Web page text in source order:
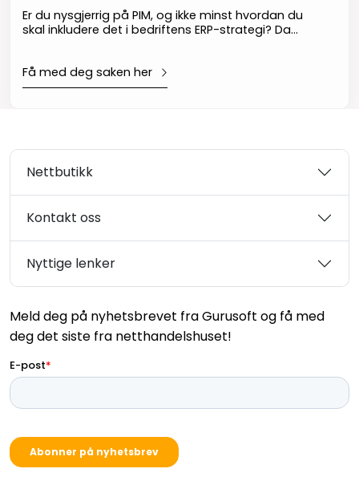
Er du nysgjerrig på PIM, og ikke minst hvordan du
skal inkludere det i bedriftens ERP-strategi? Da
Få med deg saken her
Nettbutikk
Kontakt oss
Nyttige lenker